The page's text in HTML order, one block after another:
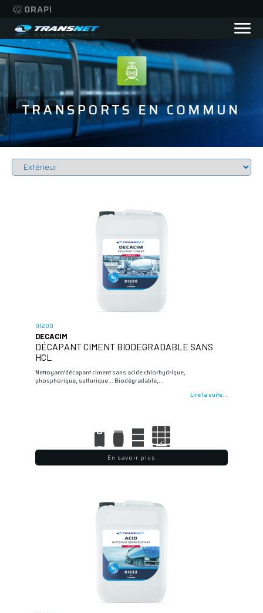
01200
DECACIM
DÉCAPANT CIMENT BIODEGRADABLE SANS
HCL
Nettoyant/décapant ciment sans acide chlorhydrique,
phosphorique, sulfurique… Biodégradable,…
Lire la suite...
En savoir plus